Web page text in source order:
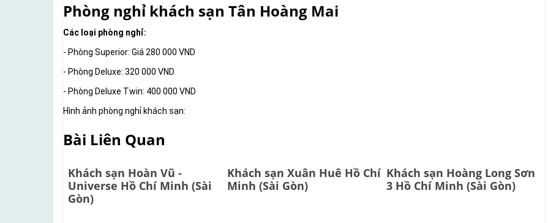
Phòng nghỉ khách sạn Tân Hoàng Mai
Các loại phòng nghỉ:
- Phòng Superior: Giá 280 000 VND
- Phòng Deluxe: 320 000 VND
- Phòng Deluxe Twin: 400 000 VND
Hình ảnh phòng nghỉ khách sạn:
Bài Liên Quan
Khách sạn Hoàn Vũ -
Universe Hồ Chí Minh (Sài
Gòn)
Khách sạn Xuân Huê Hồ Chí
Minh (Sài Gòn)
Khách sạn Hoàng Long Sơn
3 Hồ Chí Minh (Sài Gòn)